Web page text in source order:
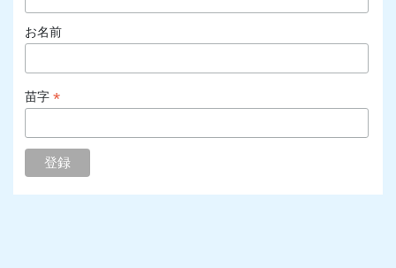
お名前
苗字 *